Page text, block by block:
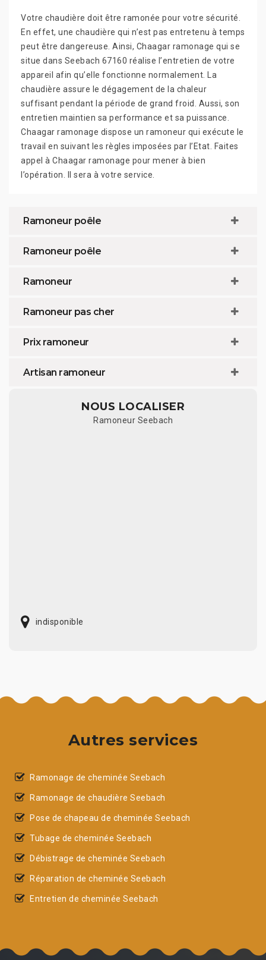
Votre chaudière doit être ramonée pour votre sécurité.
En effet, une chaudière qui n’est pas entretenu à temps
peut être dangereuse. Ainsi, Chaagar ramonage qui se
situe dans Seebach 67160 réalise l’entretien de votre
appareil afin qu’elle fonctionne normalement. La
chaudière assure le dégagement de la chaleur
suffisant pendant la période de grand froid. Aussi, son
entretien maintien sa performance et sa puissance.
Chaagar ramonage dispose un ramoneur qui exécute le
travail en suivant les règles imposées par l’Etat. Faites
appel à Chaagar ramonage pour mener à bien
l’opération. Il sera à votre service.
Ramoneur poêle
Ramoneur poêle
Ramoneur
Ramoneur pas cher
Prix ramoneur
Artisan ramoneur
NOUS LOCALISER
Ramoneur Seebach
indisponible
Autres services
Ramonage de cheminée Seebach
Ramonage de chaudière Seebach
Pose de chapeau de cheminée Seebach
Tubage de cheminée Seebach
Débistrage de cheminée Seebach
Réparation de cheminée Seebach
Entretien de cheminée Seebach